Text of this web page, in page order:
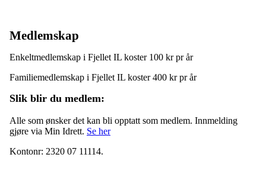
Medlemskap
Enkeltmedlemskap i Fjellet IL koster 100 kr pr år
Familiemedlemskap i Fjellet IL koster 400 kr pr år
Slik blir du medlem:
Alle som ønsker det kan bli opptatt som medlem. Innmelding
gjøre via Min Idrett. Se her
Kontonr: 2320 07 11114.